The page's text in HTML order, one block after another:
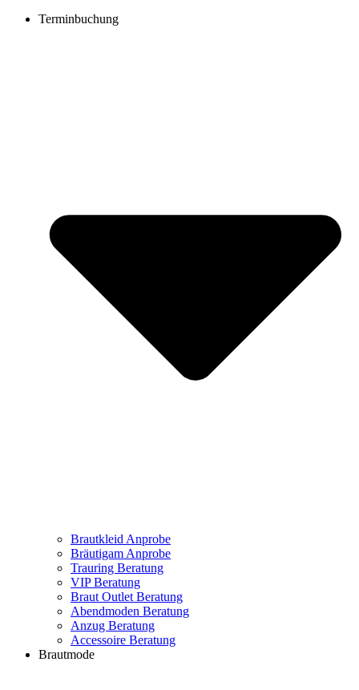
Terminbuchung
Brautkleid Anprobe
Bräutigam Anprobe
Trauring Beratung
VIP Beratung
Braut Outlet Beratung
Abendmoden Beratung
Anzug Beratung
Accessoire Beratung
Brautmode